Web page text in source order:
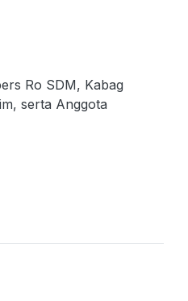
Ro SDM, Kabag
serta Anggota